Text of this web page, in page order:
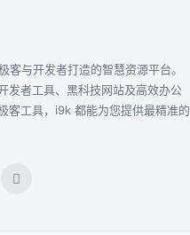
与开发者打造的智慧资源平台。
发者工具、黑科技网站及高效办公
客工具，i9k 都能为您提供最精准的